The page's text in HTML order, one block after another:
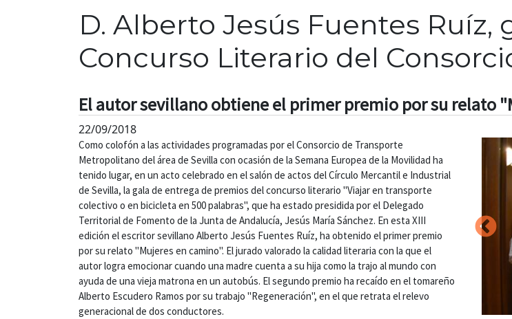
D. Alberto Jesús Fuentes Ruíz,
Concurso Literario del
El autor sevillano obtiene el primer premio por su relato
22/09/2018
Como colofón a las actividades programadas por el Consorcio de Transporte
Metropolitano del área de Sevilla con ocasión de la Semana Europea de la Movilidad ha
tenido lugar, en un acto celebrado en el salón de actos del Círculo Mercantil e Industrial
de Sevilla, la gala de entrega de premios del concurso literario "Viajar en transporte
colectivo o en bicicleta en 500 palabras", que ha estado presidida por el Delegado
Territorial de Fomento de la Junta de Andalucía, Jesús María Sánchez. En esta XIII
edición el escritor sevillano Alberto Jesús Fuentes Ruíz, ha obtenido el primer premio
por su relato "Mujeres en camino". El jurado valorado la calidad literaria con la que el
autor logra emocionar cuando una madre cuenta a su hija como la trajo al mundo con
ayuda de una vieja matrona en un autobús. El segundo premio ha recaído en el tomareño
Alberto Escudero Ramos por su trabajo "Regeneración", en el que retrata el relevo
generacional de dos conductores.